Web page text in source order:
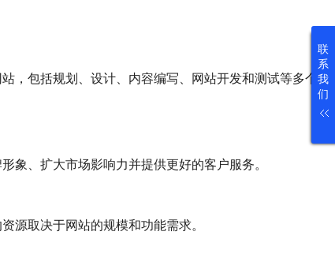
联
系
我
们
，包括规划、设计、内容编写、网站开发和测试等多个
象、扩大市场影响力并提供更好的客户服务。
源取决于网站的规模和功能需求。